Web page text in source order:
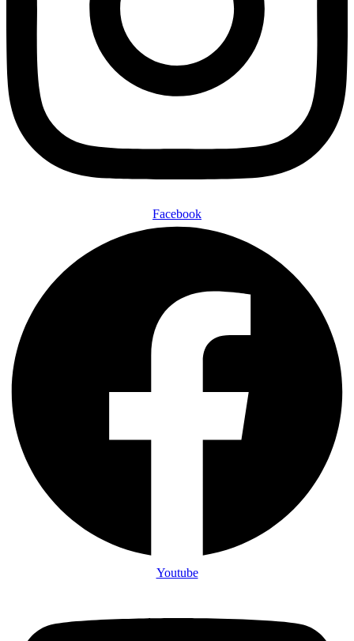
Facebook
Youtube